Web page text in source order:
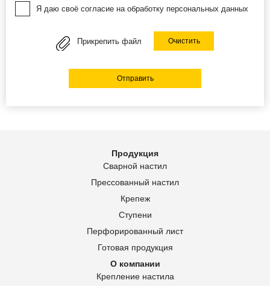
Я даю своё согласие на обработку персональных данных
Прикрепить файл Очистить
Отправить
Продукция
Сварной настил
Прессованный настил
Крепеж
Ступени
Перфорированный лист
Готовая продукция
О компании
Крепление настила